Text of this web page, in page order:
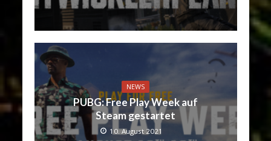
NEWS
PUBG: Free Play Week auf
Steam gestartet
10. August 2021